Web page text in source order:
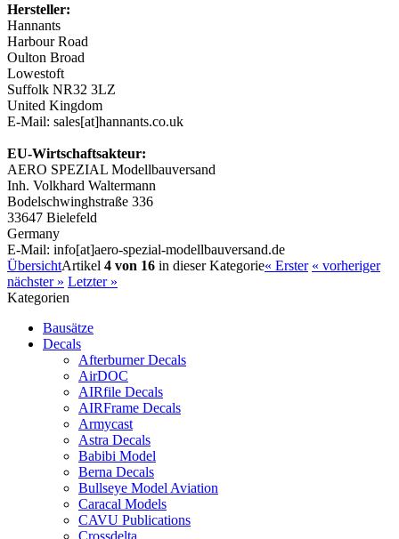
Hersteller:
Hannants
Harbour Road
Oulton Broad
Lowestoft
Suffolk NR32 3LZ
United Kingdom
E-Mail: sales[at]hannants.co.uk
EU-Wirtschaftsakteur:
AERO SPEZIAL Modellbauversand
Inh. Volkhard Waltermann
Bodelschwinghstraße 336
33647 Bielefeld
Germany
E-Mail: info[at]aero-spezial-modellbauversand.de
ÜbersichtArtikel 4 von 16 in dieser Kategorie« Erster « vorheriger
nächster » Letzter »
Kategorien
Bausätze
Decals
Afterburner Decals
AirDOC
AIRfile Decals
AIRFrame Decals
Armycast
Astra Decals
Babibi Model
Berna Decals
Bullseye Model Aviation
Caracal Models
CAVU Publications
Crossdelta